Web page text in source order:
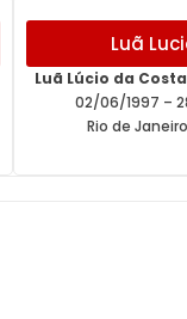
Luã
Luã Lúcio da
02/06/1997 –
Rio de